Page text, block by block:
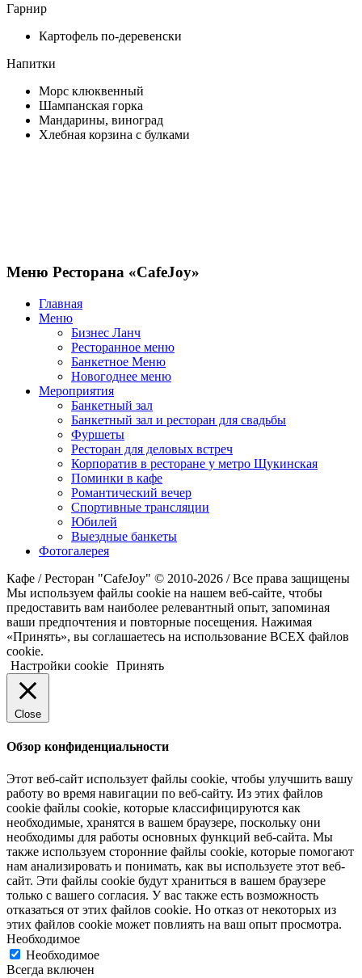
Гарнир
Картофель по-деревенски
Напитки
Морс клюквенный
Шампанская горка
Мандарины, виноград
Хлебная корзина с булками
Меню Ресторана «CafeJoy»
Главная
Меню
Бизнес Ланч
Ресторанное меню
Банкетное Меню
Новогоднее меню
Мероприятия
Банкетный зал
Банкетный зал и ресторан для свадьбы
Фуршеты
Ресторан для деловых встреч
Корпоратив в ресторане у метро Щукинская
Поминки в кафе
Романтический вечер
Спортивные трансляции
Юбилей
Выездные банкеты
Фотогалерея
Кафе / Ресторан "CafeJoy" © 2010-2026 / Все права защищены
Мы используем файлы cookie на нашем веб-сайте, чтобы
предоставить вам наиболее релевантный опыт, запоминая
ваши предпочтения и повторные посещения. Нажимая
«Принять», вы соглашаетесь на использование ВСЕХ файлов
cookie.
Настройки cookie Принять
Close
Обзор конфиденциальности
Этот веб-сайт использует файлы cookie, чтобы улучшить вашу
работу во время навигации по веб-сайту. Из этих файлов
cookie файлы cookie, которые классифицируются как
необходимые, хранятся в вашем браузере, поскольку они
необходимы для работы основных функций веб-сайта. Мы
также используем сторонние файлы cookie, которые помогают
нам анализировать и понимать, как вы используете этот веб-
сайт. Эти файлы cookie будут храниться в вашем браузере
только с вашего согласия. У вас также есть возможность
отказаться от этих файлов cookie. Но отказ от некоторых из
этих файлов cookie может повлиять на ваш опыт просмотра.
Необходимое
Необходимое
Всегда включен